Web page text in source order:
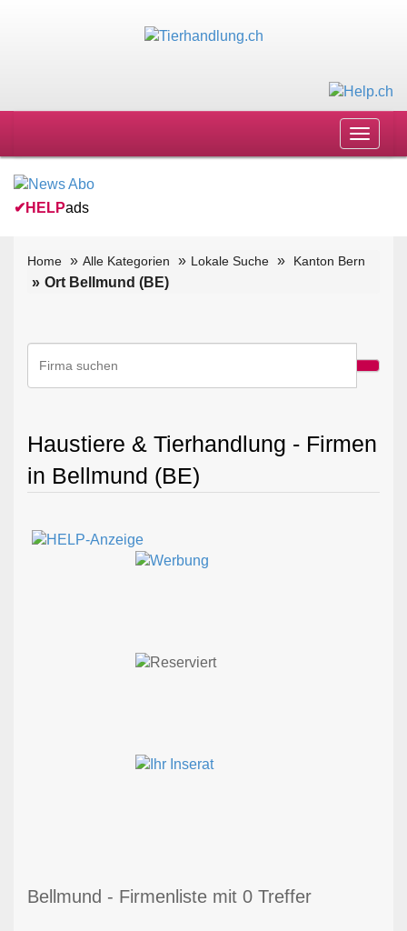
Toggle
✔ HELPads
Home Alle Kategorien Lokale Suche Kanton Bern
Ort Bellmund (BE)
Haustiere & Tierhandlung - Firmen
in Bellmund (BE)
Bellmund - Firmenliste mit 0 Treffer